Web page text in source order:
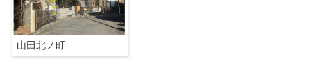
山田北ノ町